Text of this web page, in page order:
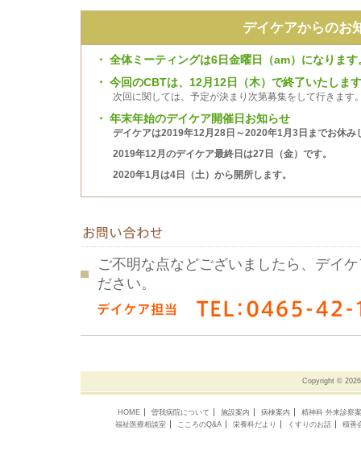
デイケアからのお
・ 全体ミーティングは6日金曜日（am）になります
・ 今回のCBTは、12月12日（木）で終了いたしま
次回に関しては、予定が決まり次第募集をして行きます
・ 年末年始のデイケア開催日お知らせ
デイケアは2019年12月28日～2020年1月3日までお休み
2019年12月のデイケア最終日は27日（金）です。
2020年1月は4日（土）から開所します。
ご不明な点などございましたら、デイ
ださい。
Copyright ©
HOME 曽我病院について 施設案内 病棟案内
精神科 外来診察
福祉医療相談室
こころのQ&A 栄養科だより くすりのお話 積善